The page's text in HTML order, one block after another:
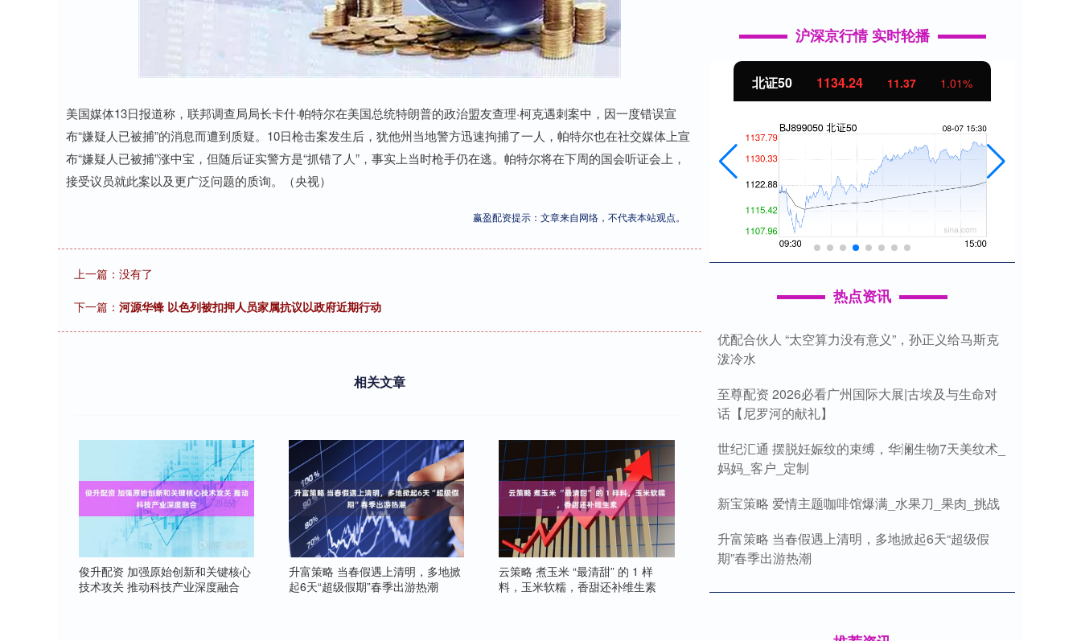
美国媒体13日报道称，联邦调查局局长卡什·帕特尔在美国总统特朗普的政治盟友查理·柯克遇刺案中，因一度错误宣
布“嫌疑人已被捕”的消息而遭到质疑。10日枪击案发生后，犹他州当地警方迅速拘捕了一人，帕特尔也在社交媒体上宣
布“嫌疑人已被捕”涨中宝，但随后证实警方是“抓错了人”，事实上当时枪手仍在逃。帕特尔将在下周的国会听证会上，
接受议员就此案以及更广泛问题的质询。（央视）
赢盈配资提示：文章来自网络，不代表本站观点。
上一篇：没有了
下一篇： 河源华锋 以色列被扣押人员家属抗议以政府近期行动
相关文章
俊升配资 加强原始创新和关键核心
技术攻关 推动科技产业深度融合
升富策略 当春假遇上清明，多地掀
起6天“超级假期”春季出游热潮
云策略 煮玉米 “最清甜” 的 1 样
料，玉米软糯，香甜还补维生素
沪深京行情 实时轮播
深证成指 14311.01 200.89 1.42% 沪深300 4694.44 43.13 北证50 1134.24 11.37 1.01%
热点资讯
优配合伙人 “太空算力没有意义”，孙正义给马斯克
泼冷水
至尊配资 2026必看广州国际大展|古埃及与生命对
话【尼罗河的献礼】
世纪汇通 摆脱妊娠纹的束缚，华澜生物7天美纹术_
妈妈_客户_定制
新宝策略 爱情主题咖啡馆爆满_水果刀_果肉_挑战
升富策略 当春假遇上清明，多地掀起6天“超级假
期”春季出游热潮